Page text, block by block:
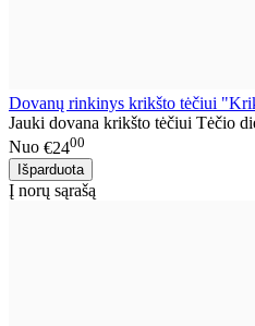
Dovanų rinkinys krikšto tėčiui
Jauki dovana krikšto tėčiui Tėčio
Nuo €2400
Į norų sąrašą